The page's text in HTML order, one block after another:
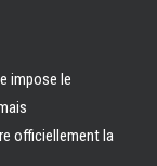
impose le
officiellement la